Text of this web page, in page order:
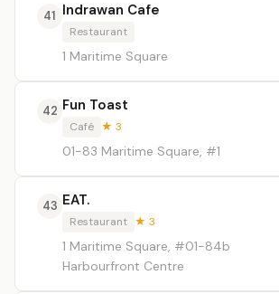
41 Indrawan Cafe
Restaurant
1 Maritime Square
42 Fun Toast
Café ★ 3
01-83 Maritime Square, #1
43 EAT.
Restaurant ★ 3
1 Maritime Square, #01-84b
Harbourfront Centre